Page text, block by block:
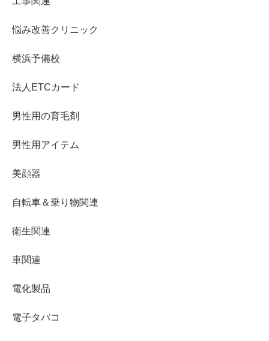
悩み改善クリニック
横浜予備校
法人ETCカード
男性用の育毛剤
男性用アイテム
美顔器
自転車＆乗り物関連
衛生関連
車関連
電化製品
電子タバコ